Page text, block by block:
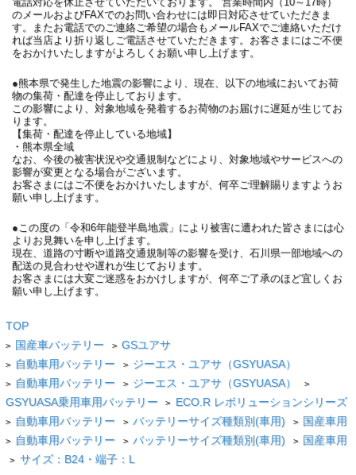
のメールおよびFAXでのお問い合わせには即日対応させていただきま
す。またお電話でのご連絡ご希望の場合もメールFAXでご連絡いただけ
れば当店より折り返しご電話させていただきます。お客さまにはご不便
をおかけいたしますがよろしくお願い申し上げます。
●熊本県で発生した地震の影響により、現在、以下の地域においてお荷
物の集荷・配達を停止しております。
この影響により、対象地域を発着するお荷物のお届けに遅延が生じてお
ります。
【集荷・配達を停止している地域】
・熊本県全域
なお、今後の被害状況や交通規制などにより、対象地域やサービスへの
影響が変更となる場合がございます。
お客さまにはご不便をおかけいたしますが、何卒ご理解賜りますようお
願い申し上げます。
●この度の「令和6年能登半島地震」により被害に遭われた皆さまには心
よりお見舞いを申し上げます。
現在、道路の寸断や道路交通規制等の影響を受け、石川県一部地域への
配送の見合わせや遅れが生じております。
お客さまには大変ご迷惑をおかけしますが、何卒ご了承のほど宜しくお
願い申し上げます。
TOP
> 国産車バッテリー > GSユアサ
> 自動車用バッテリー > ジーエス・ユアサ（GSYUASA）
> 自動車用バッテリー > ジーエス・ユアサ（GSYUASA） >
GSYUASA乗用車用バッテリー > ECO.R レボリューションシリーズ
> 自動車用バッテリー > バッテリーサイズ種類別(車用) > 国産車用
> 自動車用バッテリー > バッテリーサイズ種類別(車用) > 国産車用
> サイズ：B24・端子：L